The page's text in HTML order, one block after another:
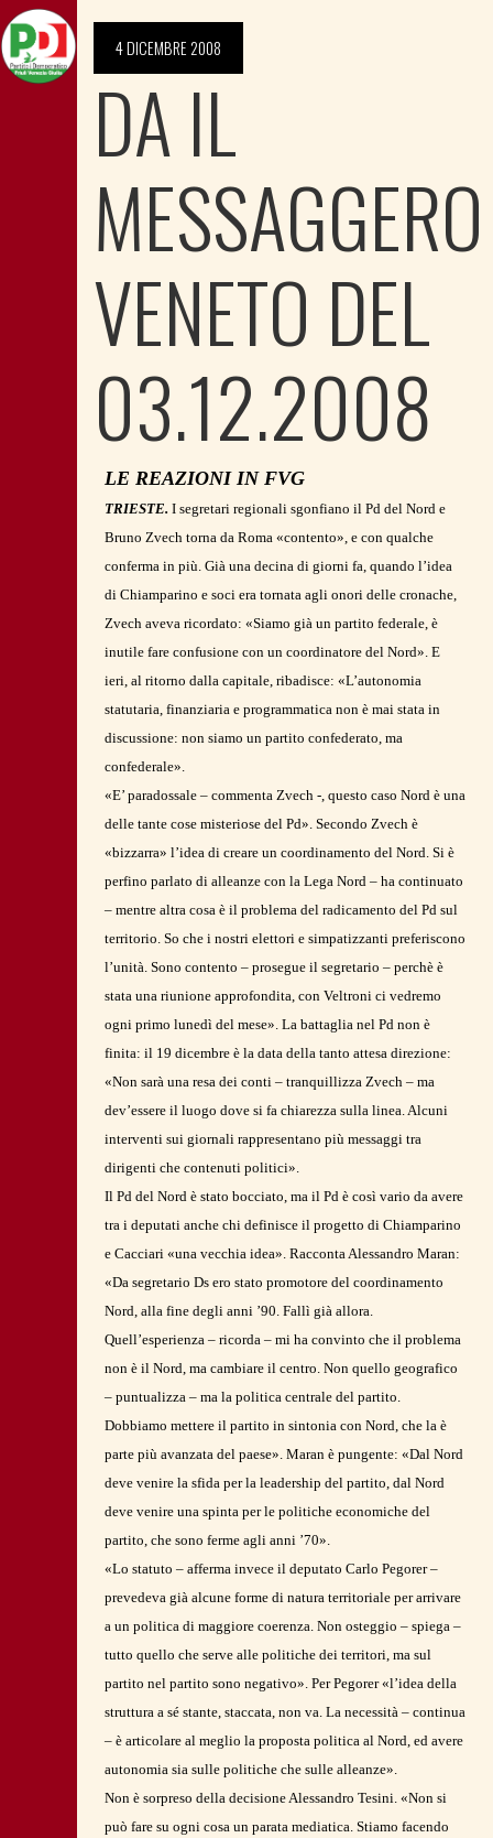
4 DICEMBRE 2008
DA IL
MESSAGGERO
VENETO DEL
03.12.2008
LE REAZIONI IN FVG
TRIESTE. I segretari regionali sgonfiano il Pd del Nord e
Bruno Zvech torna da Roma «contento», e con qualche
conferma in più. Già una decina di giorni fa, quando l’idea
di Chiamparino e soci era tornata agli onori delle cronache,
Zvech aveva ricordato: «Siamo già un partito federale, è
inutile fare confusione con un coordinatore del Nord». E
ieri, al ritorno dalla capitale, ribadisce: «L’autonomia
statutaria, finanziaria e programmatica non è mai stata in
discussione: non siamo un partito confederato, ma
confederale».
«E’ paradossale – commenta Zvech -, questo caso Nord è una
delle tante cose misteriose del Pd». Secondo Zvech è
«bizzarra» l’idea di creare un coordinamento del Nord. Si è
perfino parlato di alleanze con la Lega Nord – ha continuato
– mentre altra cosa è il problema del radicamento del Pd sul
territorio. So che i nostri elettori e simpatizzanti preferiscono
l’unità. Sono contento – prosegue il segretario – perchè è
stata una riunione approfondita, con Veltroni ci vedremo
ogni primo lunedì del mese». La battaglia nel Pd non è
finita: il 19 dicembre è la data della tanto attesa direzione:
«Non sarà una resa dei conti – tranquillizza Zvech – ma
dev’essere il luogo dove si fa chiarezza sulla linea. Alcuni
interventi sui giornali rappresentano più messaggi tra
dirigenti che contenuti politici».
Il Pd del Nord è stato bocciato, ma il Pd è così vario da avere
tra i deputati anche chi definisce il progetto di Chiamparino
e Cacciari «una vecchia idea». Racconta Alessandro Maran:
«Da segretario Ds ero stato promotore del coordinamento
Nord, alla fine degli anni ’90. Fallì già allora.
Quell’esperienza – ricorda – mi ha convinto che il problema
non è il Nord, ma cambiare il centro. Non quello geografico
– puntualizza – ma la politica centrale del partito.
Dobbiamo mettere il partito in sintonia con Nord, che la è
parte più avanzata del paese». Maran è pungente: «Dal Nord
deve venire la sfida per la leadership del partito, dal Nord
deve venire una spinta per le politiche economiche del
partito, che sono ferme agli anni ’70».
«Lo statuto – afferma invece il deputato Carlo Pegorer –
prevedeva già alcune forme di natura territoriale per arrivare
a un politica di maggiore coerenza. Non osteggio – spiega –
tutto quello che serve alle politiche dei territori, ma sul
partito nel partito sono negativo». Per Pegorer «l’idea della
struttura a sé stante, staccata, non va. La necessità – continua
– è articolare al meglio la proposta politica al Nord, ed avere
autonomia sia sulle politiche che sulle alleanze».
Non è sorpreso della decisione Alessandro Tesini. «Non si
può fare su ogni cosa un parata mediatica. Stiamo facendo